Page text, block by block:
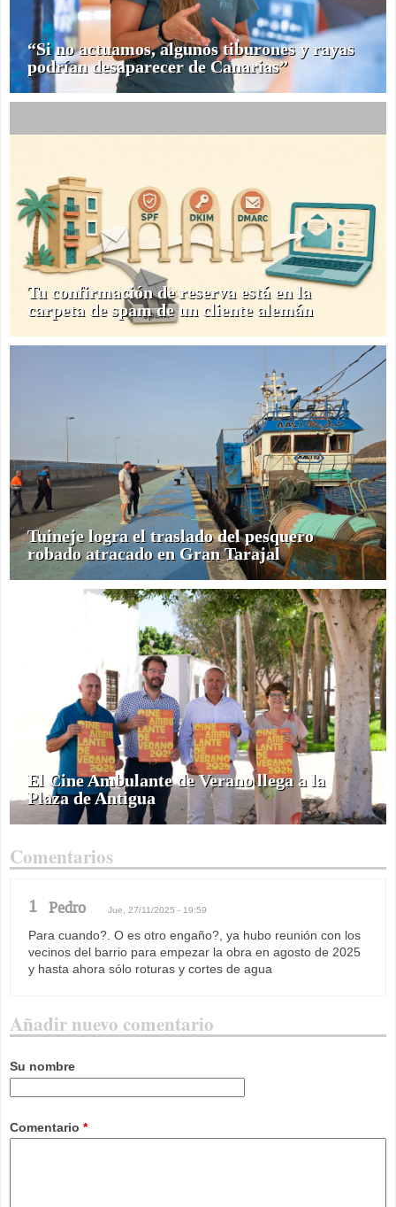
“Si no actuamos, algunos tiburones y rayas
podrían desaparecer de Canarias”
Tu confirmación de reserva está en la
carpeta de spam de un cliente alemán
Tuineje logra el traslado del pesquero
robado atracado en Gran Tarajal
El Cine Ambulante de Verano llega a la
Plaza de Antigua
Comentarios
1 Pedro Jue, 27/11/2025 - 19:59
Para cuando?. O es otro engaño?, ya hubo reunión con los
vecinos del barrio para empezar la obra en agosto de 2025
y hasta ahora sólo roturas y cortes de agua
Añadir nuevo comentario
Su nombre
Comentario *